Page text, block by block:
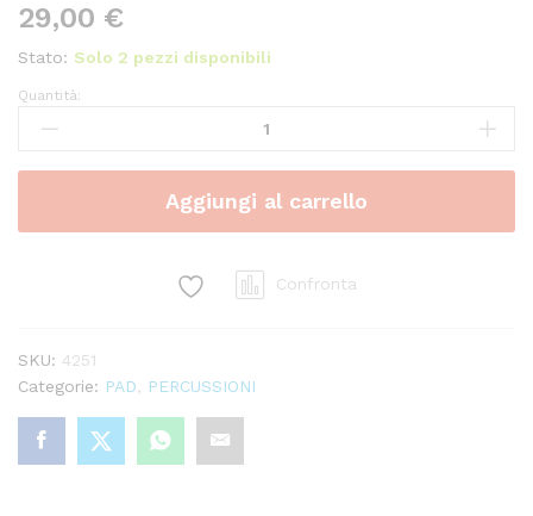
29,00 €
Stato: Solo 2 pezzi disponibili
REAL
FEEL
By
quantity
Quantità:
Aggiungi al carrello
Confronta
SKU: 4251
Categorie: PAD, PERCUSSIONI